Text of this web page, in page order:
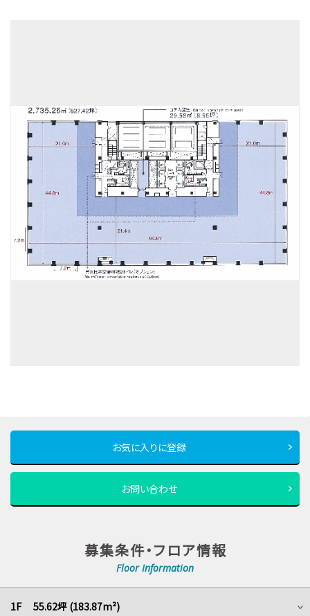
お気に入りに登録
お問い合わせ
募集条件・フロア情報
Floor Information
1F 55.62坪 (183.87m²)